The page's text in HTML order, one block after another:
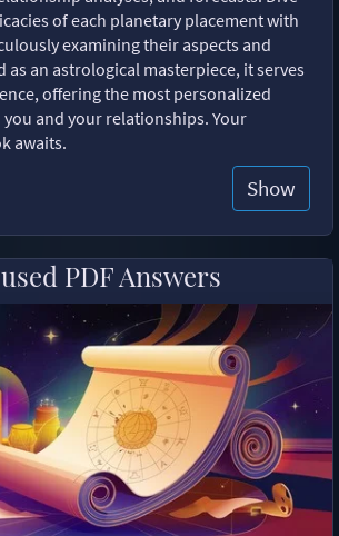
of each planetary placement with
examining their aspects and
as an astrological masterpiece, it serves
offering the most personalized
and your relationships. Your
awaits.
Show
PDF Answers